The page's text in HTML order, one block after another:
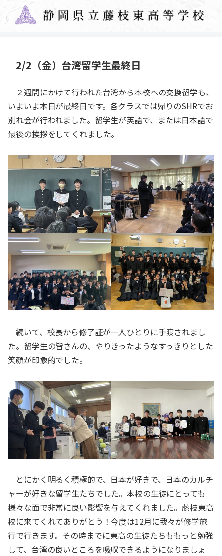
2/2（金）台湾留学生最終日
２週間にかけて行われた台湾から本校への交換留学も、
いよいよ本日が最終日です。各クラスでは帰りのSHRでお
別れ会が行われました。留学生が英語で、または日本語で
最後の挨拶をしてくれました。
続いて、校長から修了証が一人ひとりに手渡されまし
た。留学生の皆さんの、やりきったようなすっきりとした
笑顔が印象的でした。
とにかく明るく積極的で、日本が好きで、日本のカルチ
ャーが好きな留学生たちでした。本校の生徒にとっても
様々な面で非常に良い影響を与えてくれました。藤枝東高
校に来てくれてありがとう！今度は12月に我々が修学旅
行で行きます。その時までに東高の生徒たちももっと勉強
して、台湾の良いところを吸収できるようになりましょ